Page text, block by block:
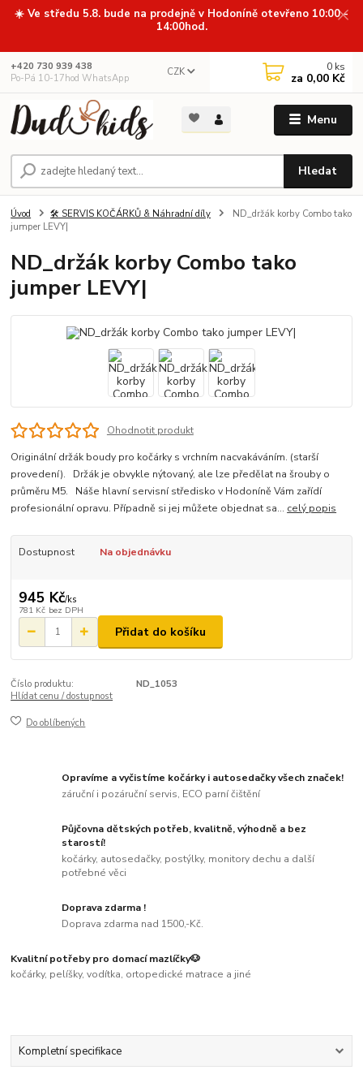
☀️ Ve středu 5.8. bude na prodejně v Hodoníně otevřeno 10:00 -
14:00hod.
Menu
CZK
Hledat
+420 730 939 438
Po-Pá 10-17hod WhatsApp
0 ks
za 0,00 Kč
Úvod 🛠️ SERVIS KOČÁRKŮ & Náhradní díly
ND_držák korby Combo tako
jumper LEVY|
ND_držák korby Combo tako
jumper LEVY|
Ohodnotit produkt
Originální držák boudy pro kočárky s vrchním nacvakáváním. (starší
provedení). Držák je obvykle nýtovaný, ale lze předělat na šrouby o
průměru M5. Náše hlavní servisní středisko v Hodoníně Vám zařídí
profesionální opravu. Případně si jej můžete objednat sa... celý popis
Dostupnost Na objednávku
945 Kč/ks
781 Kč bez DPH
Přidat do košíku
Číslo produktu:
ND_1053
Hlídat cenu / dostupnost
Do oblíbených
Opravíme a vyčistíme kočárky i autosedačky všech značek!
záruční i pozáruční servis, ECO parní čištění
Půjčovna dětských potřeb, kvalitně, výhodně a bez
starostí!
kočárky, autosedačky, postýlky, monitory dechu a další
potřebné věci
Doprava zdarma !
Doprava zdarma nad 1500,-Kč.
Kvalitní potřeby pro domací mazlíčky🐶
kočárky, pelíšky, vodítka, ortopedické matrace a jiné
Kompletní specifikace